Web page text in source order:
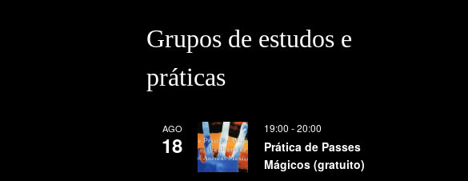
anterior
seguinte
Grupos de estudos e
práticas
AGO
18
19:00 -20:00
Prática de Passes
Mágicos (gratuito)